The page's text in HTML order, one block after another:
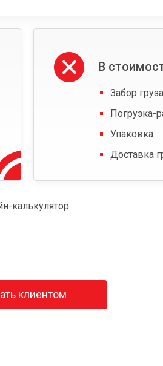
В
Забор
Погрузка-
Упаковка
Доставка
калькулятор.
клиентом